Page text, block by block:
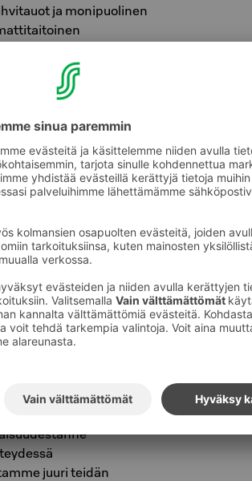
ja monipuolinen
sujuu suunnitelmien
hlö
tai makealla teemalla
voimme räätälöidä
Olipa kyseessä muu
meiltä löytyy
juuri teidän